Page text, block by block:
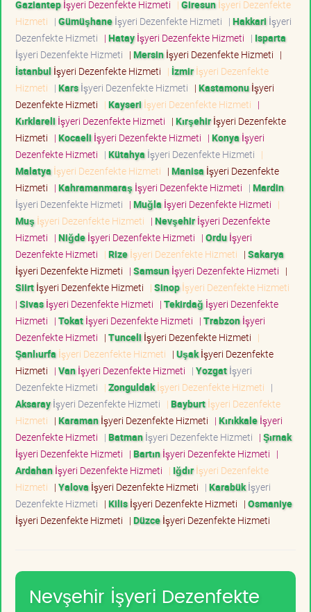
Gaziantepİşyeri Dezenfekte Hizmeti | Giresunİşyeri Dezenfekte
Hizmeti | Gümüşhaneİşyeri Dezenfekte Hizmeti | Hakkari İşyeri
Dezenfekte Hizmeti | Hatayİşyeri Dezenfekte Hizmeti | Isparta
İşyeri Dezenfekte Hizmeti | Mersinİşyeri Dezenfekte Hizmeti |
İstanbul İşyeri Dezenfekte Hizmeti | İzmirİşyeri Dezenfekte
Hizmeti | Karsİşyeri Dezenfekte Hizmeti | Kastamonuİşyeri
Dezenfekte Hizmeti | Kayseri İşyeri Dezenfekte Hizmeti |
Kırklareli İşyeri Dezenfekte Hizmeti | Kırşehirİşyeri Dezenfekte
Hizmeti | Kocaeli İşyeri Dezenfekte Hizmeti | Konya İşyeri
Dezenfekte Hizmeti | Kütahya İşyeri Dezenfekte Hizmeti |
Malatya İşyeri Dezenfekte Hizmeti | Manisa İşyeri Dezenfekte
Hizmeti | Kahramanmaraş İşyeri Dezenfekte Hizmeti | Mardin
İşyeri Dezenfekte Hizmeti | Muğla İşyeri Dezenfekte Hizmeti |
Muş İşyeri Dezenfekte Hizmeti | Nevşehirİşyeri Dezenfekte
Hizmeti | Niğdeİşyeri Dezenfekte Hizmeti | Orduİşyeri
Dezenfekte Hizmeti | Rizeİşyeri Dezenfekte Hizmeti | Sakarya
İşyeri Dezenfekte Hizmeti | Samsunİşyeri Dezenfekte Hizmeti |
Siirtİşyeri Dezenfekte Hizmeti | Sinopİşyeri Dezenfekte Hizmeti
| Sivasİşyeri Dezenfekte Hizmeti | Tekirdağ İşyeri Dezenfekte
Hizmeti | Tokatİşyeri Dezenfekte Hizmeti | Trabzonİşyeri
Dezenfekte Hizmeti | Tunceli İşyeri Dezenfekte Hizmeti |
Şanlıurfa İşyeri Dezenfekte Hizmeti | Uşakİşyeri Dezenfekte
Hizmeti | Vanİşyeri Dezenfekte Hizmeti | Yozgatİşyeri
Dezenfekte Hizmeti | Zonguldakİşyeri Dezenfekte Hizmeti |
Aksarayİşyeri Dezenfekte Hizmeti | Bayburtİşyeri Dezenfekte
Hizmeti | Karamanİşyeri Dezenfekte Hizmeti | Kırıkkaleİşyeri
Dezenfekte Hizmeti | Batmanİşyeri Dezenfekte Hizmeti | Şırnak
İşyeri Dezenfekte Hizmeti | Bartınİşyeri Dezenfekte Hizmeti |
Ardahanİşyeri Dezenfekte Hizmeti | Iğdırİşyeri Dezenfekte
Hizmeti | Yalova İşyeri Dezenfekte Hizmeti | Karabükİşyeri
Dezenfekte Hizmeti | Kilisİşyeri Dezenfekte Hizmeti | Osmaniye
İşyeri Dezenfekte Hizmeti | Düzceİşyeri Dezenfekte Hizmeti
Nevşehir İşyeri Dezenfekte